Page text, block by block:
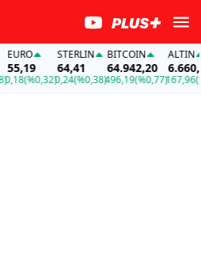
55,19
(%0,32)
STERLIN
64,41
0,24(%0,38)
BITCOIN
64.942,20
496,19(%0,77)
ALTIN
6.660,55
167,96